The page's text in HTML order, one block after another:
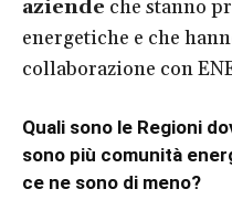
aziende che stanno
energetiche e che
collaborazione con
Quali sono le Regioni
sono più comunità
ce ne sono di meno?